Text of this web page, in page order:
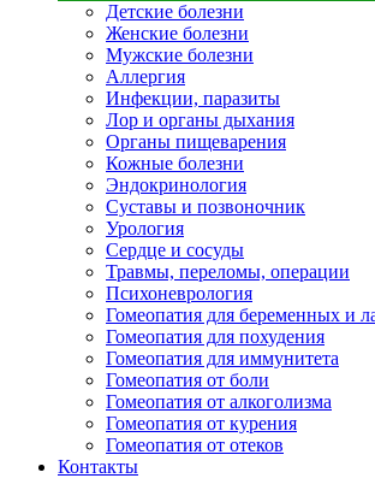
Детские болезни
Женские болезни
Мужские болезни
Аллергия
Инфекции, паразиты
Лор и органы дыхания
Органы пищеварения
Кожные болезни
Эндокринология
Суставы и позвоночник
Урология
Сердце и сосуды
Травмы, переломы, операции
Психоневрология
Гомеопатия для беременных и
Гомеопатия для похудения
Гомеопатия для иммунитета
Гомеопатия от боли
Гомеопатия от алкоголизма
Гомеопатия от курения
Гомеопатия от отеков
Контакты